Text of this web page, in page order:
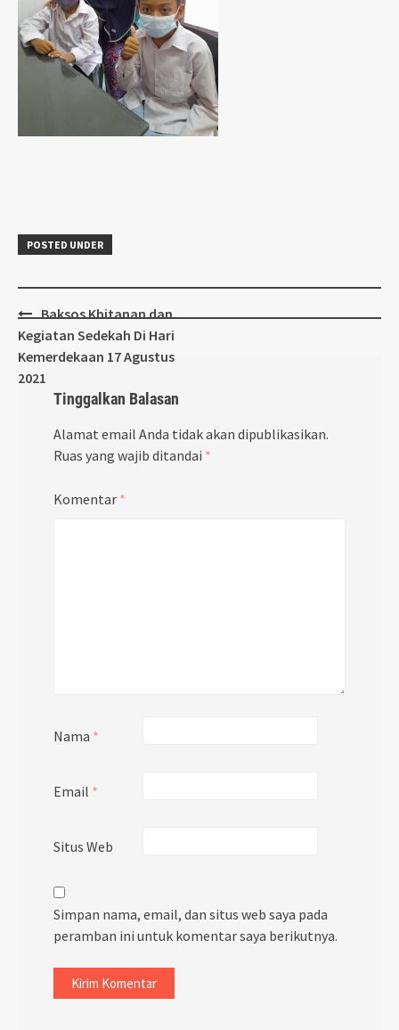
POSTED UNDER
Post
navigation
Baksos Khitanan dan
Kegiatan Sedekah Di Hari
Kemerdekaan 17 Agustus
2021
Tinggalkan Balasan
Alamat email Anda tidak akan dipublikasikan.
Ruas yang wajib ditandai *
Komentar *
Nama *
Email *
Situs Web
Simpan nama, email, dan situs web saya pada
peramban ini untuk komentar saya berikutnya.